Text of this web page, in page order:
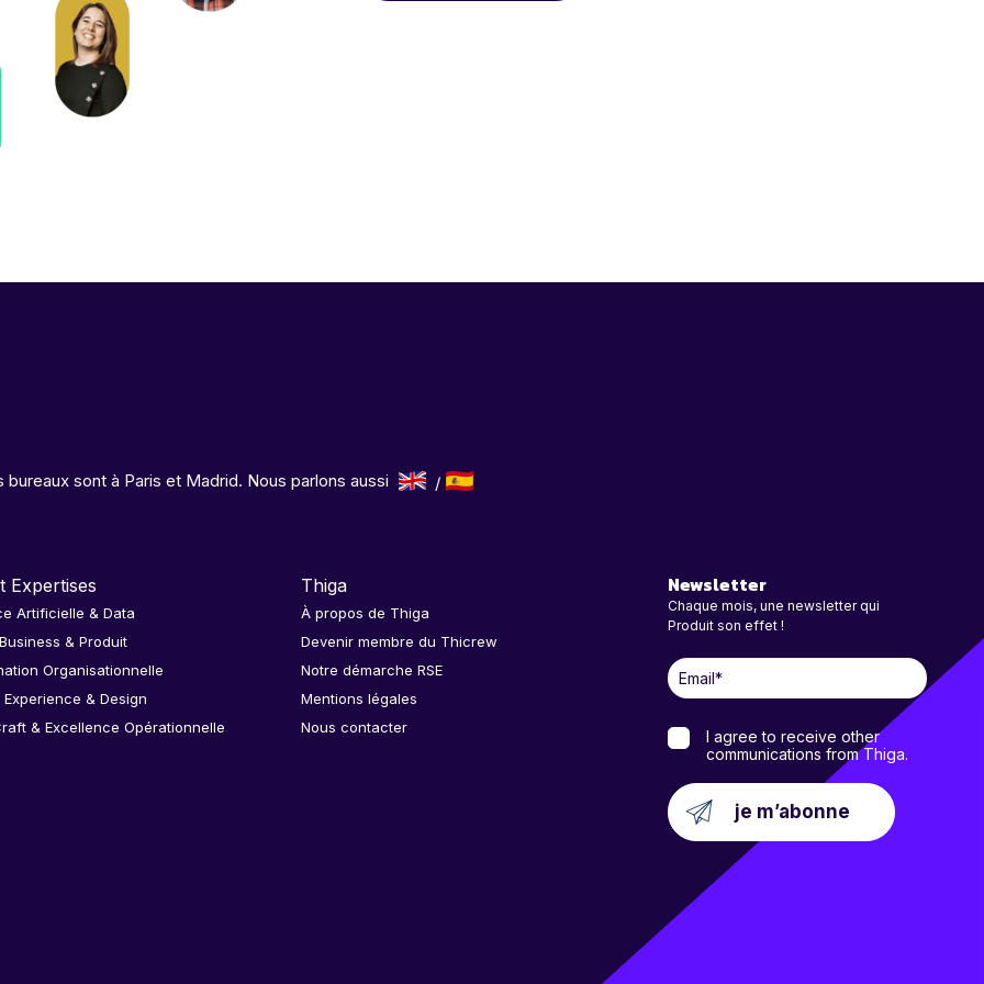
bureaux sont à Paris et Madrid. Nous parlons aussi
Expertises
Artificielle & Data
& Produit
Organisationnelle
& Design
& Excellence Opérationnelle
Thiga
À propos de Thiga
Devenir membre du Thicrew
Notre démarche RSE
Mentions légales
Nous contacter
Newsletter
Chaque mois, une newsletter qui
Produit son effet !
I agree to receive other
communications from Thiga.